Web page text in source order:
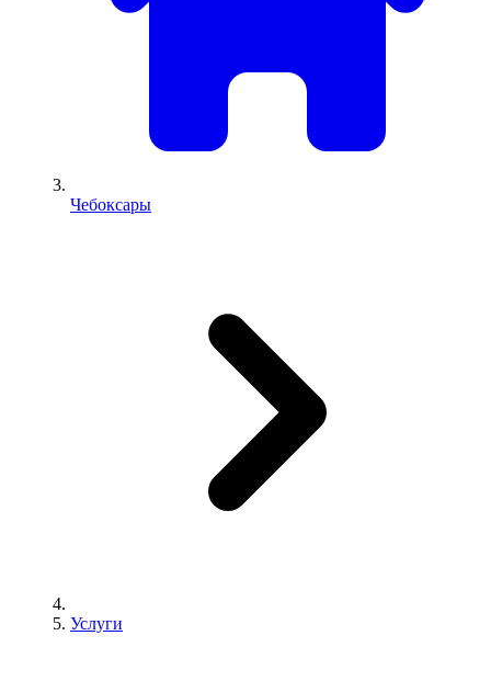
Чебоксары
Услуги